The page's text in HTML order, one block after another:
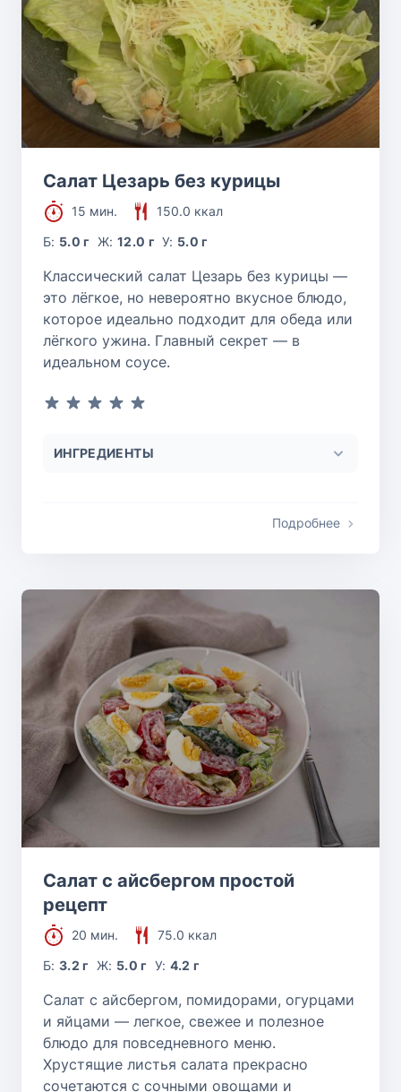
Салат Цезарь без курицы
15 мин.
150.0 ккал
Б: 5.0 г Ж: 12.0 г У: 5.0 г
Классический салат Цезарь без курицы —
это лёгкое, но невероятно вкусное блюдо,
которое идеально подходит для обеда или
лёгкого ужина. Главный секрет — в
идеальном соусе.
ИНГРЕДИЕНТЫ
Подробнее
Салат с айсбергом простой
рецепт
20 мин.
75.0 ккал
Б:3.2 г Ж: 5.0 г У: 4.2 г
Салат с айсбергом, помидорами, огурцами
и яйцами — легкое, свежее и полезное
блюдо для повседневного меню.
Хрустящие листья салата прекрасно
сочетаются с сочными овощами и